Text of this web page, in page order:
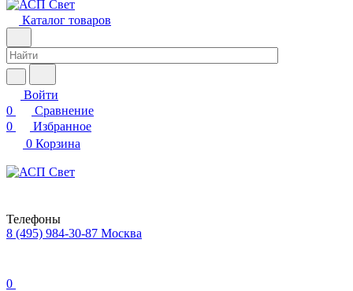
Каталог товаров
Войти
0
Сравнение
0
Избранное
0 Корзина
Телефоны
8 (495) 984-30-87 Москва
0